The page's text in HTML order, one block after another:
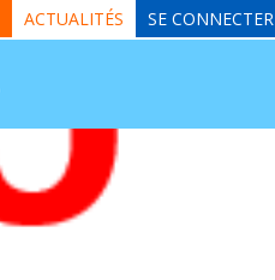
ACTUALITÉS SE CONNECTER